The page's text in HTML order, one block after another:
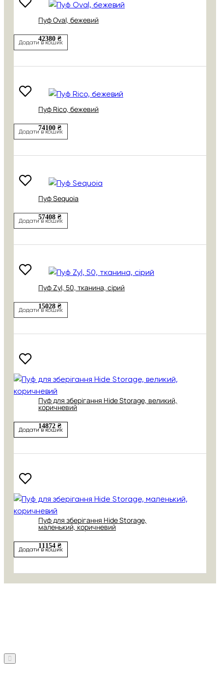
Пуф Oval, бежевий
42380 ₴
Додати в кошик
Пуф Rico, бежевий
74100 ₴
Додати в кошик
Пуф Sequoia
57408 ₴
Додати в кошик
Пуф Zyl, 50, тканина, сірий
15028 ₴
Додати в кошик
Пуф для зберігання Hide Storage, великий,
коричневий
14872 ₴
Додати в кошик
Пуф для зберігання Hide Storage,
маленький, коричневий
11154 ₴
Додати в кошик